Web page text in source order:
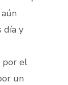
día y
por el
un